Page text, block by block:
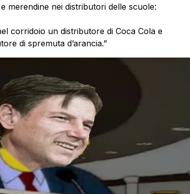
merendine nei distributori delle scuole:
corridoio un distributore di Coca Cola e
di spremuta d’arancia.”